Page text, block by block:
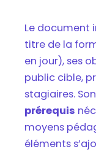
Le document
titre de la
en jour), ses
public cible,
stagiaires.
prérequis
moyens
éléments